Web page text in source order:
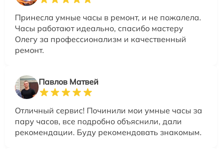
Принесла умные часы в ремонт, и не пожалела.
Часы работают идеально, спасибо мастеру
Олегу за профессионализм и качественный
ремонт.
Павлов Матвей
Отличный сервис! Починили мои умные часы за
пару часов, все подробно объяснили, дали
рекомендации. Буду рекомендовать знакомым.